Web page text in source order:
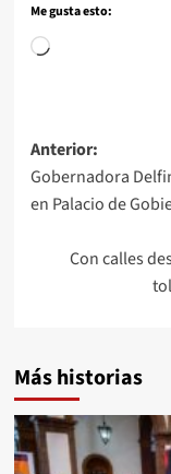
Me gusta esto:
Anterior:
Gobernadora
en Palacio de
Con calles
Más historias